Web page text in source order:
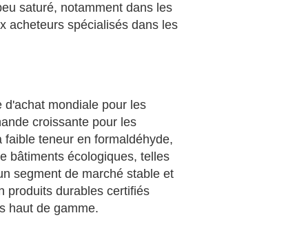
saturé, notamment dans les
acheteurs spécialisés dans les
d'achat mondiale pour les
croissante pour les
teneur en formaldéhyde,
bâtiments écologiques, telles
segment de marché stable et
produits durables certifiés
haut de gamme.